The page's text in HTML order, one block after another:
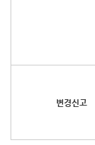
변경신고